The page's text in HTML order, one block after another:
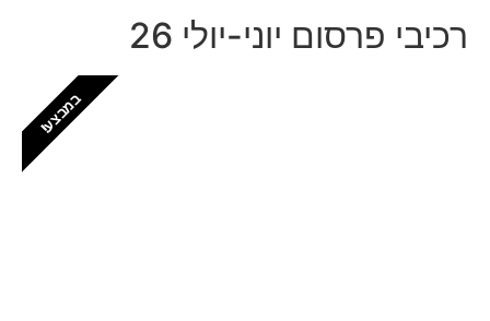
רכיבי פרסום יוני-יולי 26
במבצע!